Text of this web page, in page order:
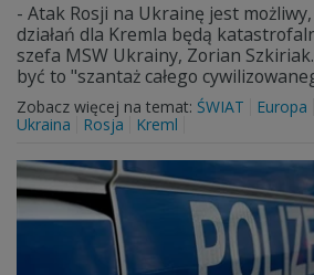
- Atak Rosji na Ukrainę jest
działań dla Kremla będą
szefa MSW Ukrainy, Zorian Szkiriak.
być to "szantaż całego
Zobacz więcej na temat: ŚWIAT Europa
Ukraina
Rosja Kreml